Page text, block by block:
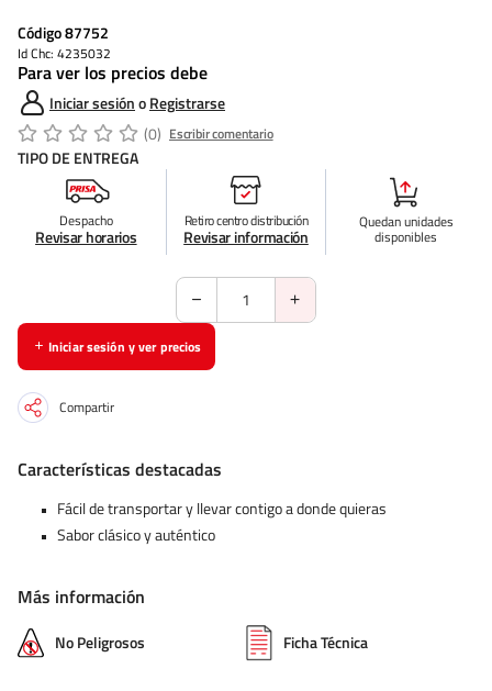
Código87752
Id Chc: 4235032
Para ver los precios debe
Iniciar sesiónoRegistrarse
(0) Escribir comentario
TIPO DE ENTREGA
Despacho
Revisar horarios
Retiro centro distribución
Revisar información
Quedanunidades
disponibles
Iniciar sesión y ver precios
Compartir
Características destacadas
Fácil de transportar y llevar contigo a donde quieras
Sabor clásico y auténtico
Más información
No Peligrosos Ficha Técnica